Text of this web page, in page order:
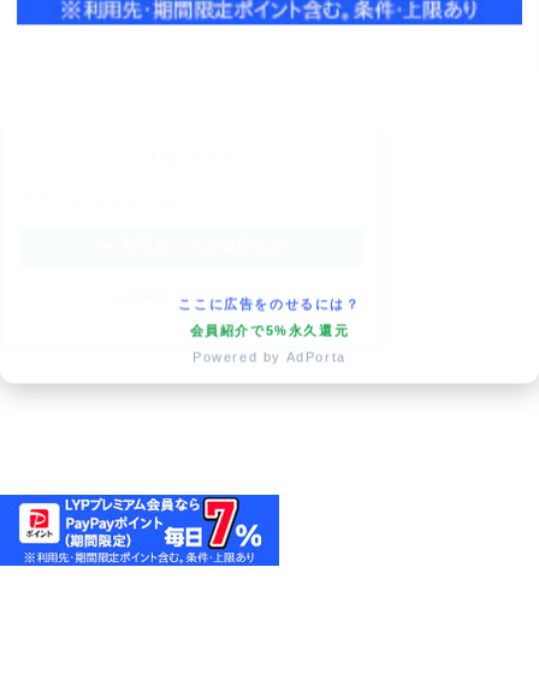
会員紹介で5%永久還元
Powered by AdPorta
ここに広告をのせるには？
会員紹介で5%永久還元
Powered by AdPorta